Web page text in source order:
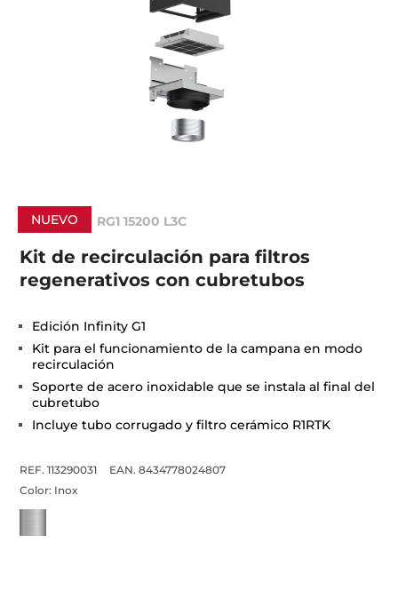
NUEVO RG1 15200 L3C
Kit de recirculación para filtros
regenerativos con cubretubos
Edición Infinity G1
Kit para el funcionamiento de la campana en modo
recirculación
Soporte de acero inoxidable que se instala al final del
cubretubo
Incluye tubo corrugado y filtro cerámico R1RTK
REF. 113290031
EAN. 8434778024807
Color: Inox